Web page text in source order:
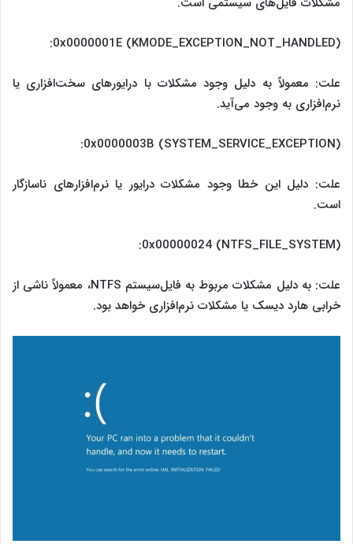
0x0000001E (KMODE_EXCEPTION_NOT_HANDLED):
علت: معمولاً به دلیل وجود مشکلات با درایورهای سخت‌افزاری یا
نرم‌افزاری به وجود می‌آید.
0x0000003B (SYSTEM_SERVICE_EXCEPTION):
علت: دلیل این خطا وجود مشکلات درایور یا نرم‌افزارهای ناسازگار
است.
0x00000024 (NTFS_FILE_SYSTEM):
علت: به دلیل مشکلات مربوط به فایل‌سیستم NTFS، معمولاً ناشی از
خرابی ‌هارد دیسک یا مشکلات نرم‌افزاری خواهد بود.